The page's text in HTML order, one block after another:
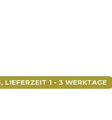
LIEFERZEIT 1 - 3 WERKTAGE